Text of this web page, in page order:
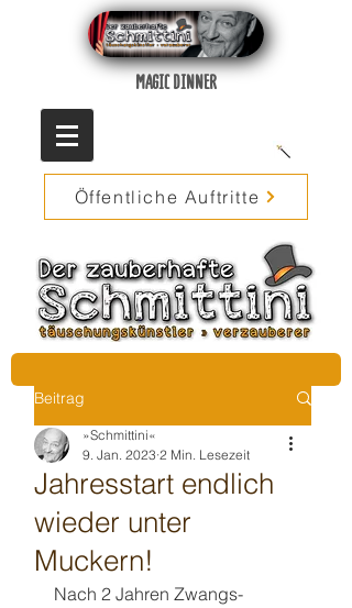
MAGIC DINNER
Öffentliche Auftritte
Beitrag
Jahresstart endlich
wieder unter
Muckern!
»Schmittini«
9. Jan. 2023 2 Min. Lesezeit
Nach 2 Jahren Zwangs-